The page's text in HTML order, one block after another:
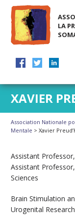
LA
XAVIER
Association Nationale
Mentale > Xavier
Assistant
Assistant
Sciences
Brain Stimulation
Urogenital